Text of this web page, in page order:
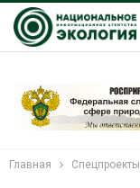
Главная Спецпроекты